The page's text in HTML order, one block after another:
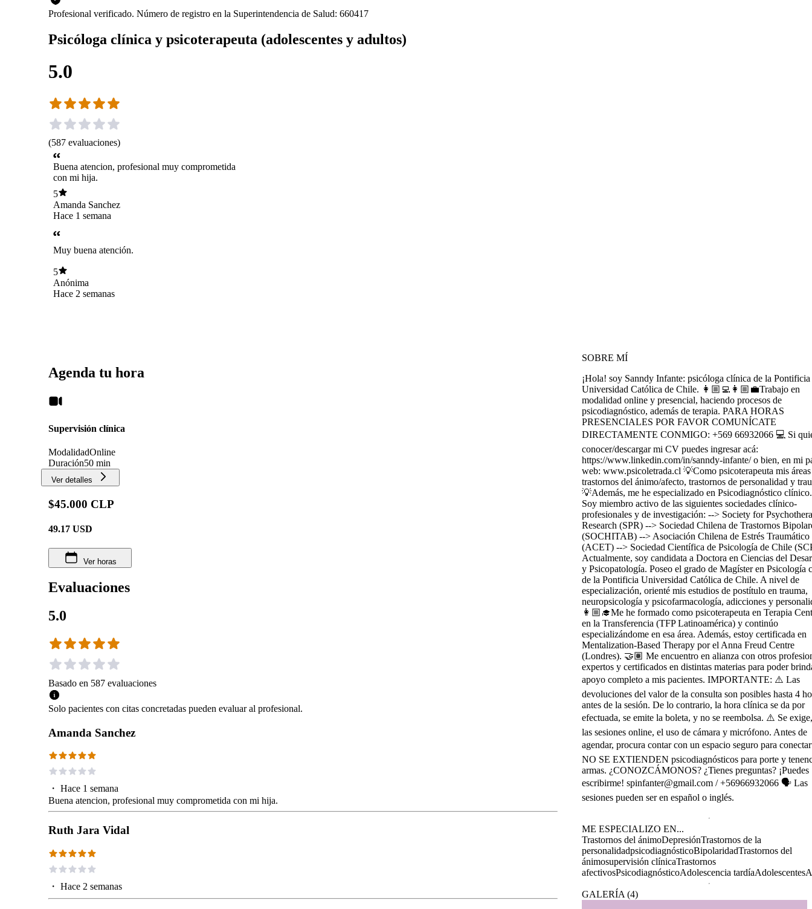
Profesional verificado. Número de registro en la Superintendencia de Salud: 660417
Psicóloga clínica y psicoterapeuta (adolescentes y adultos)
5.0
(587 evaluaciones)
Buena atencion, profesional muy comprometida
con mi hija.
5
Amanda Sanchez
Hace 1 semana
Muy buena atención.
5
Anónima
Hace 2 semanas
Agenda tu hora
Supervisión clínica
ModalidadOnline
Duración50 min
Ver detalles
$45.000 CLP
49.17 USD
Ver horas
Evaluaciones
5.0
Basado en 587 evaluaciones
Solo pacientes con citas concretadas pueden evaluar al profesional.
Amanda Sanchez
・ Hace 1 semana
Buena atencion, profesional muy comprometida con mi hija.
Ruth Jara Vidal
・ Hace 2 semanas
SOBRE MÍ
¡Hola! soy Sanndy Infante: psicóloga clínica de la Pontificia
Universidad Católica de Chile. 👩🏼‍💻👩🏼‍💼Trabajo en
modalidad online y presencial, haciendo procesos de
psicodiagnóstico, además de terapia. PARA HORAS
PRESENCIALES POR FAVOR COMUNÍCATE
DIRECTAMENTE CONMIGO: +569 66932066 💻 Si
conocer/descargar mi CV puedes ingresar acá:
https://www.linkedin.com/in/sanndy-infante/ o bien, en mi
web: www.psicoletrada.cl 💡Como psicoterapeuta mis
trastornos del ánimo/afecto, trastornos de personalidad y
💡Además, me he especializado en Psicodiagnóstico
Soy miembro activo de las siguientes sociedades clínico-
profesionales y de investigación: --> Society for
Research (SPR) --> Sociedad Chilena de Trastornos
(SOCHITAB) --> Asociación Chilena de Estrés Traumático
(ACET) --> Sociedad Científica de Psicología de Chile
Actualmente, soy candidata a Doctora en Ciencias del
y Psicopatología. Poseo el grado de Magíster en Psicología
de la Pontificia Universidad Católica de Chile. A nivel de
especialización, orienté mis estudios de postítulo en trauma,
neuropsicología y psicofarmacología, adicciones y
👩🏼‍🎓Me he formado como psicoterapeuta en Terapia
en la Transferencia (TFP Latinoamérica) y continúo
especializándome en esa área. Además, estoy certificada en
Mentalization-Based Therapy por el Anna Freud Centre
(Londres). 🤝🏽 Me encuentro en alianza con otros
expertos y certificados en distintas materias para poder
apoyo completo a mis pacientes. IMPORTANTE: ⚠️ Las
devoluciones del valor de la consulta son posibles hasta 4
antes de la sesión. De lo contrario, la hora clínica se da por
efectuada, se emite la boleta, y no se reembolsa. ⚠️ Se
las sesiones online, el uso de cámara y micrófono. Antes de
agendar, procura contar con un espacio seguro para
NO SE EXTIENDEN psicodiagnósticos para porte y
armas. ¿CONOZCÁMONOS? ¿Tienes preguntas? ¡Puedes
escribirme! spinfanter@gmail.com / +56966932066 🗣️ Las
sesiones pueden ser en español o inglés.
ME ESPECIALIZO EN...
Trastornos del ánimoDepresiónTrastornos de la
personalidadpsicodiagnósticoBipolaridadTrastornos del
ánimosupervisión clínicaTrastornos
afectivosPsicodiagnósticoAdolescencia tardíaAdolescentes
GALERÍA (4)